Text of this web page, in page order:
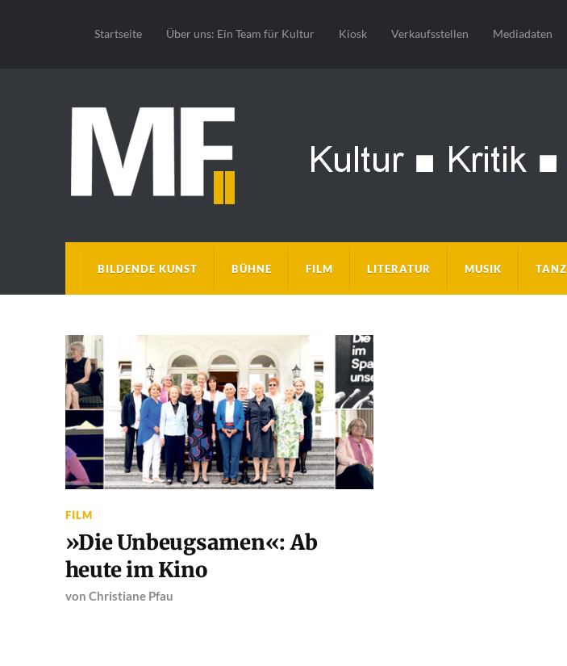
Startseite Über uns: Ein Team für Kultur Kiosk Verkaufsstellen Mediadaten
BILDENDE KUNST BÜHNE FILM LITERATUR MUSIK TANZ
FILM
»Die Unbeugsamen«: Ab
heute im Kino
von Christiane Pfau